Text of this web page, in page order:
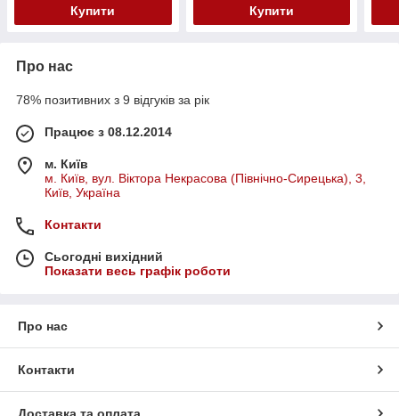
Купити Купити
Про нас
78% позитивних з 9 відгуків за рік
Працює з 08.12.2014
м. Київ
м. Київ, вул. Віктора Некрасова (Північно-Сирецька), 3,
Київ, Україна
Контакти
Сьогодні вихідний
Показати весь графік роботи
Про нас
Контакти